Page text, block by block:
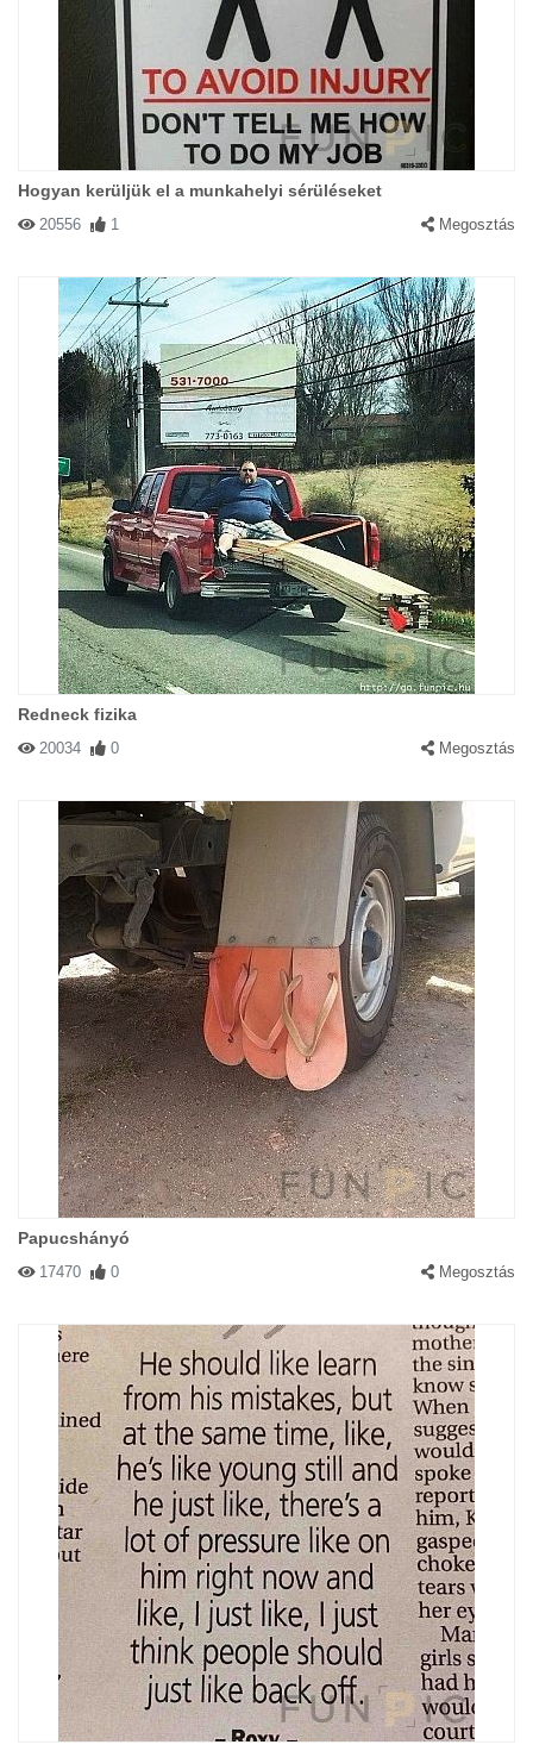
Hogyan kerüljük el a munkahelyi sérüléseket
20556 1 Megosztás
Redneck fizika
20034 0 Megosztás
Papucshányó
17470 0 Megosztás